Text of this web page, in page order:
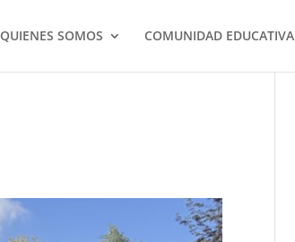
QUIENES SOMOS COMUNIDAD EDUCATIVA